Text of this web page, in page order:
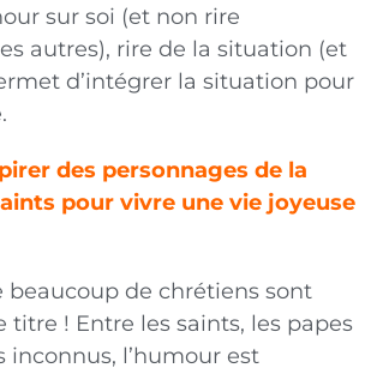
sur soi (et non rire
autres), rire de la situation (et
d’intégrer la situation pour
des personnages de la
pour vivre une vie joyeuse
beaucoup de chrétiens sont
titre ! Entre les saints, les papes
inconnus, l’humour est